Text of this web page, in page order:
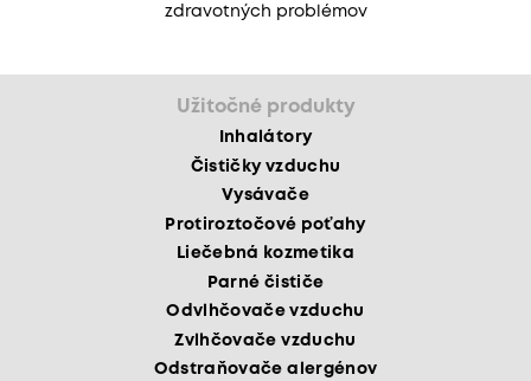
zdravotných problémov
Užitočné produkty
Inhalátory
Čističky vzduchu
Vysávače
Protiroztočové poťahy
Liečebná kozmetika
Parné čističe
Odvlhčovače vzduchu
Zvlhčovače vzduchu
Odstraňovače alergénov